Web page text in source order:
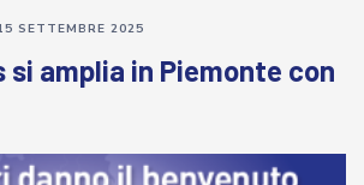
si amplia in Piemonte con
SETTEMBRE 2025